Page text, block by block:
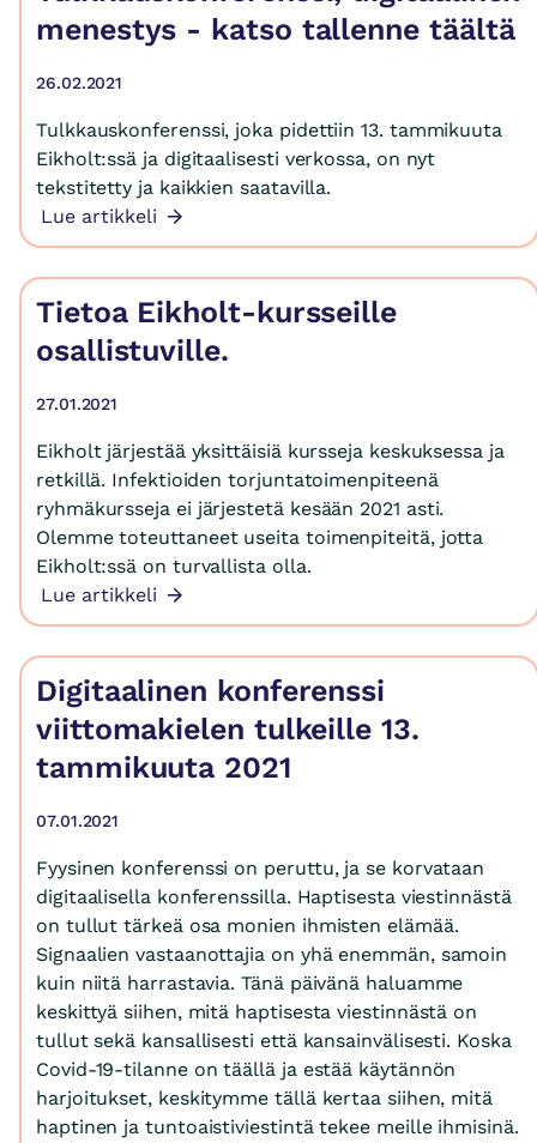
menestys - katso tallenne täältä
26.02.2021
Tulkkauskonferenssi, joka pidettiin 13. tammikuuta
Eikholt:ssä ja digitaalisesti verkossa, on nyt
tekstitetty ja kaikkien saatavilla.
Lue artikkeli
Tietoa Eikholt-kursseille
osallistuville.
27.01.2021
Eikholt järjestää yksittäisiä kursseja keskuksessa ja
retkillä. Infektioiden torjuntatoimenpiteenä
ryhmäkursseja ei järjestetä kesään 2021 asti.
Olemme toteuttaneet useita toimenpiteitä, jotta
Eikholt:ssä on turvallista olla.
Lue artikkeli
Digitaalinen konferenssi
viittomakielen tulkeille 13.
tammikuuta 2021
07.01.2021
Fyysinen konferenssi on peruttu, ja se korvataan
digitaalisella konferenssilla. Haptisesta viestinnästä
on tullut tärkeä osa monien ihmisten elämää.
Signaalien vastaanottajia on yhä enemmän, samoin
kuin niitä harrastavia. Tänä päivänä haluamme
keskittyä siihen, mitä haptisesta viestinnästä on
tullut sekä kansallisesti että kansainvälisesti. Koska
Covid-19-tilanne on täällä ja estää käytännön
harjoitukset, keskitymme tällä kertaa siihen, mitä
haptinen ja tuntoaistiviestintä tekee meille ihmisinä.